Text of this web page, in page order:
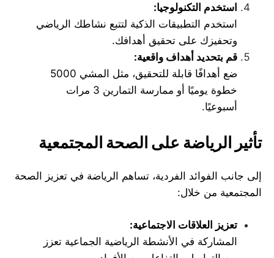
استخدم التكنولوجيا:
استخدم التطبيقات الذكية لتتبع نشاطك الرياضي
وتحفيزك على تحقيق أهدافك.
قم بتحديد أهداف واقعية:
ضع أهدافًا قابلة للتحقيق، مثل المشي 5000
خطوة يوميًا أو ممارسة التمارين 3 مرات
أسبوعيًا.
تأثير الرياضة على الصحة المجتمعية
إلى جانب الفوائد الفردية، تساهم الرياضة في تعزيز الصحة
المجتمعية من خلال:
تعزيز العلاقات الاجتماعية:
المشاركة في الأنشطة الرياضية الجماعية تعزز